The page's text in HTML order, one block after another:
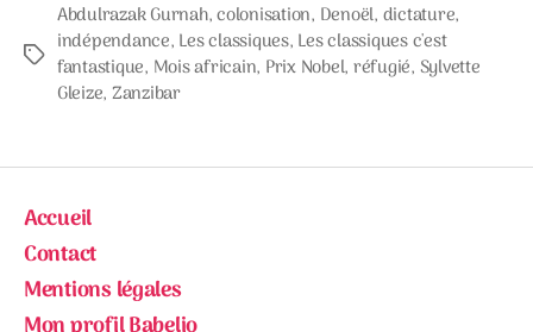
Étiquettes
Abdulrazak Gurnah,colonisation, Denoël, dictature,
indépendance, Les classiques, Les classiques c'est
fantastique, Mois africain, Prix Nobel, réfugié, Sylvette
Gleize, Zanzibar
Accueil
Contact
Mentions légales